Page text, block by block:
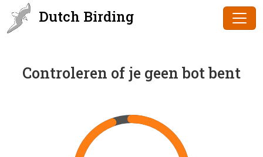
Dutch Birding
Controleren of je geen bot bent